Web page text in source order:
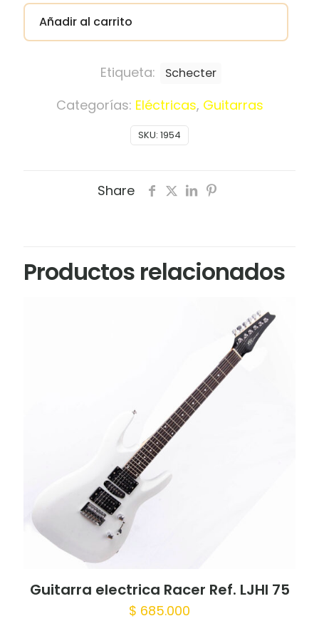
Añadir al carrito
SKU: 1954
Categorías: Eléctricas, Guitarras
Etiqueta: Schecter
Share
Productos relacionados
Guitarra electrica Racer Ref. LJHI 75
$ 685.000